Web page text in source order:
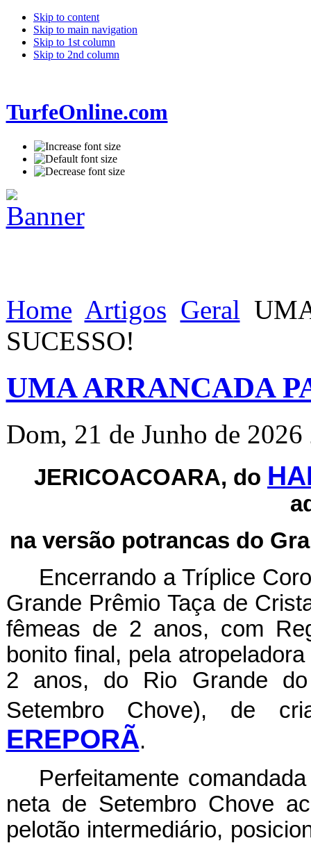
Skip to content
Skip to main navigation
Skip to 1st column
Skip to 2nd column
TurfeOnline.com
Home Artigos Geral
SUCESSO!
UMA ARRANCADA
Dom, 21 de Junho de 2026
JERICOACOARA, do
na versão potrancas do
Encerrando a Tríplice
Grande Prêmio Taça de
fêmeas de 2 anos, com
bonito final, pela atropeladora
2 anos, do Rio Grande
Setembro Chove), de
EREPORÃ.
Perfeitamente
neta de Setembro Chove
pelotão intermediário,